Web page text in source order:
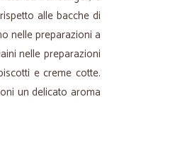
alle bacche di
nelle preparazioni a
nelle preparazioni
e creme cotte.
un delicato aroma